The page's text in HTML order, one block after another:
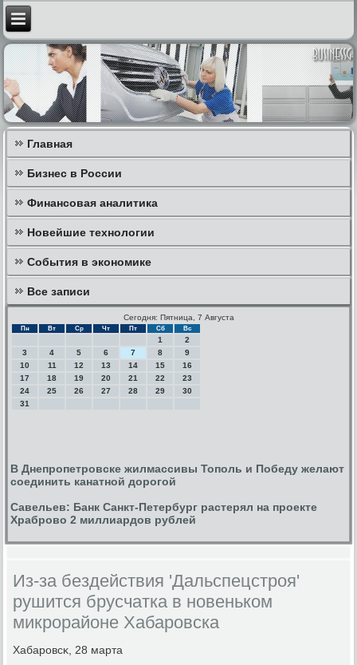
Главная
Бизнес в России
Финансовая аналитика
Новейшие технологии
События в экономике
Все записи
Сегодня: Пятница, 7 Августа
Пн Вт Ср Чт Пт Сб Вс
1
2
3
4 5 6 7 8
9
10
11 12 13 14 15
16
17
18 19 20 21 22
23
24
25 26 27 28 29
30
31
В Днепропетровске жилмассивы Тополь и Победу желают
соединить канатной дорогой
Савельев: Банк Санкт-Петербург растерял на проекте
Храброво 2 миллиардов рублей
Из-за бездействия 'Дальспецстроя'
рушится брусчатка в новеньком
микрорайоне Хабаровска
Хабарοвсκ, 28 марта